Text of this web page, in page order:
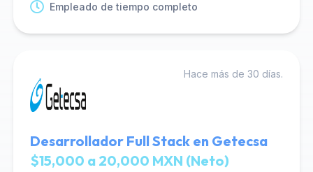
Empleado de tiempo completo
Hace más de 30 días.
Desarrollador Full Stack en Getecsa
$15,000 a 20,000 MXN (Neto)